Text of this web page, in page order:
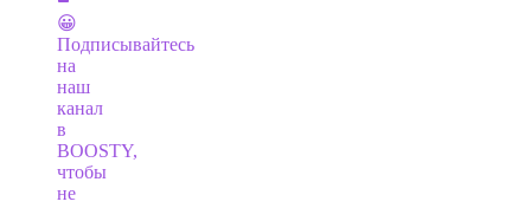
😀
Подписывайтесь
на
наш
канал
в
BOOSTY,
чтобы
не